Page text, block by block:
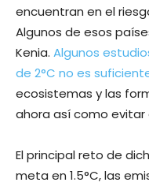
encuentran en el
Algunos de esos
Kenia. Algunos
de 2°C no es
ecosistemas y las
ahora así como
El principal reto de
meta en 1.5°C, las